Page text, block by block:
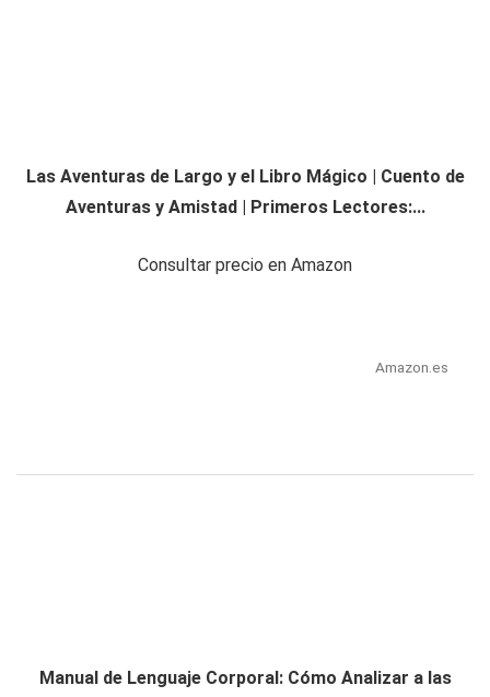
Las Aventuras de Largo y el Libro Mágico | Cuento de
Aventuras y Amistad | Primeros Lectores:...
Consultar precio en Amazon
Amazon.es
Manual de Lenguaje Corporal: Cómo Analizar a las